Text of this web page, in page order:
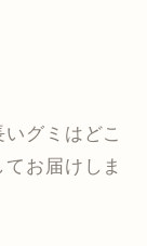
グミはどこ
お届けしま